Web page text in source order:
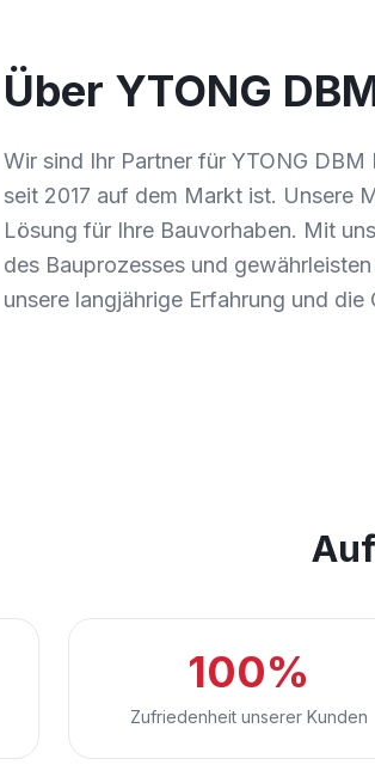
Über YTONG
Wir sind Ihr Partner für YTONG
seit 2017 auf dem Markt ist. Unsere
Lösung für Ihre Bauvorhaben. Mit
des Bauprozesses und
unsere langjährige Erfahrung und die
100%
Zufriedenheit unserer Kunden